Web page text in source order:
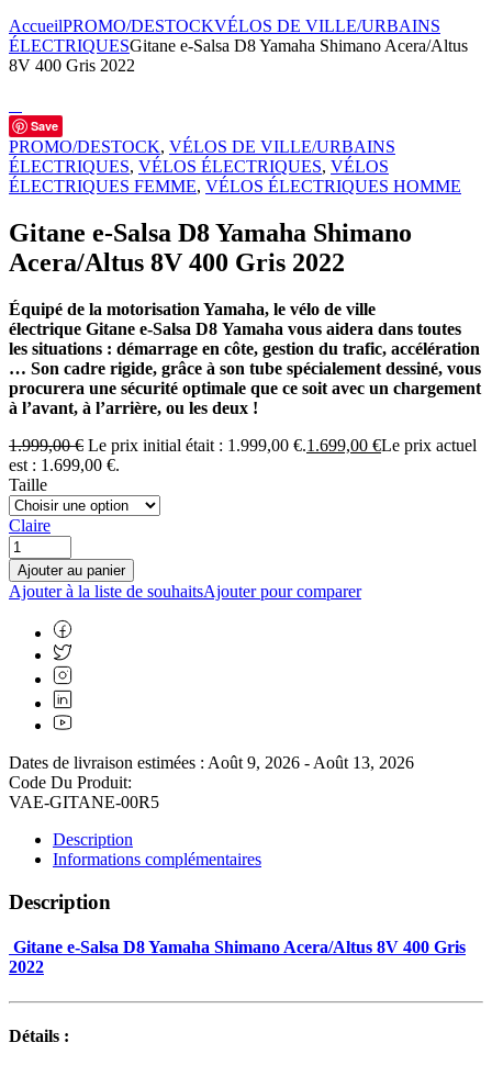
AccueilPROMO/DESTOCKVÉLOS DE VILLE/URBAINS
ÉLECTRIQUESGitane e-Salsa D8 Yamaha Shimano Acera/Altus
8V 400 Gris 2022
Save
PROMO/DESTOCK, VÉLOS DE VILLE/URBAINS
ÉLECTRIQUES, VÉLOS ÉLECTRIQUES, VÉLOS
ÉLECTRIQUES FEMME, VÉLOS ÉLECTRIQUES HOMME
Gitane e-Salsa D8 Yamaha Shimano
Acera/Altus 8V 400 Gris 2022
Équipé de la motorisation Yamaha, le vélo de ville
électrique Gitane e-Salsa D8 Yamaha vous aidera dans toutes
les situations : démarrage en côte, gestion du trafic, accélération
… Son cadre rigide, grâce à son tube spécialement dessiné, vous
procurera une sécurité optimale que ce soit avec un chargement
à l’avant, à l’arrière, ou les deux !
1.999,00€ Le prix initial était : 1.999,00 €.1.699,00 €Le prix actuel
est : 1.699,00 €.
Taille
Claire
Ajouter au panier
Ajouter à la liste de souhaitsAjouter pour comparer
Dates de livraison estimées : Août 9, 2026 - Août 13, 2026
Code Du Produit:
VAE-GITANE-00R5
Description
Informations complémentaires
Description
Gitane e-Salsa D8 Yamaha Shimano Acera/Altus 8V 400 Gris
2022
Détails :